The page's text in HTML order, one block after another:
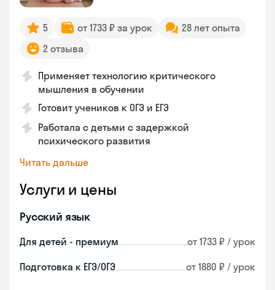
5 от 1733 ₽ за урок
28 лет опыта
2 отзыва
Применяет технологию критического
мышления в обучении
Готовит учеников к ОГЭ и ЕГЭ
Работала с детьми с задержкой
психического развития
Читать дальше
Услуги и цены
Русский язык
Для детей - премиум от 1733 ₽ / урок
Подготовка к ЕГЭ/ОГЭ от 1880 ₽ / урок